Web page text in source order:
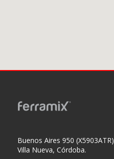
Buenos Aires 950 (X5903ATR)
Villa Nueva, Córdoba.